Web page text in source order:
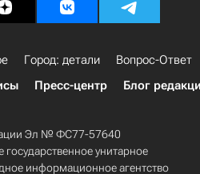
Город: детали Вопрос-Ответ
Пресс-центр Блог
Эл № ФС77-57640
унитарное
информационное агентство